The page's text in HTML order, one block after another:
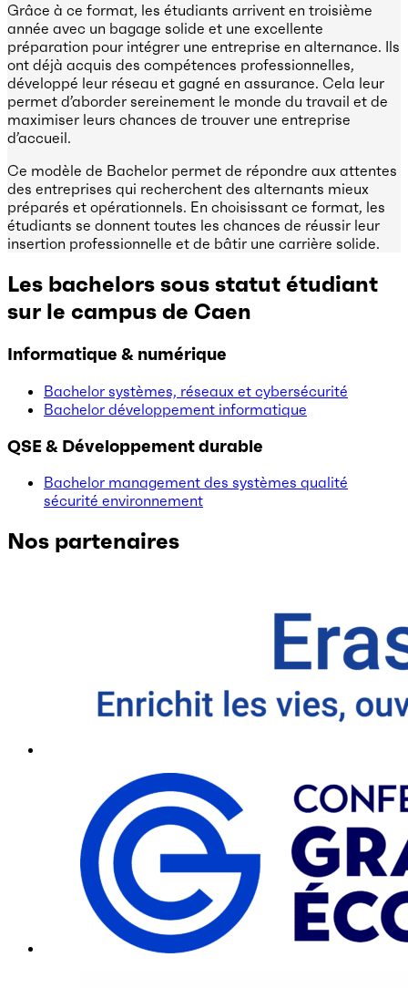
Grâce à ce format, les étudiants arrivent en troisième
année avec un bagage solide et une excellente
préparation pour intégrer une entreprise en alternance. Ils
ont déjà acquis des compétences professionnelles,
développé leur réseau et gagné en assurance. Cela leur
permet d’aborder sereinement le monde du travail et de
maximiser leurs chances de trouver une entreprise
d’accueil.
Ce modèle de Bachelor permet de répondre aux attentes
des entreprises qui recherchent des alternants mieux
préparés et opérationnels. En choisissant ce format, les
étudiants se donnent toutes les chances de réussir leur
insertion professionnelle et de bâtir une carrière solide.
Les bachelors sous statut étudiant
sur le campus de Caen
Informatique & numérique
Bachelor systèmes, réseaux et cybersécurité
Bachelor développement informatique
QSE & Développement durable
Bachelor management des systèmes qualité
sécurité environnement
Nos partenaires